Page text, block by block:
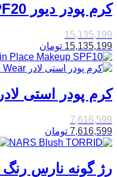
کرم پودر دیور Forever SPF20
15,135,199
15,135,199 تومان
کرم پودر استی لادر Double Wear
7,616,599
7,616,599 تومان
رژ گونه نارس رنگ TORRID